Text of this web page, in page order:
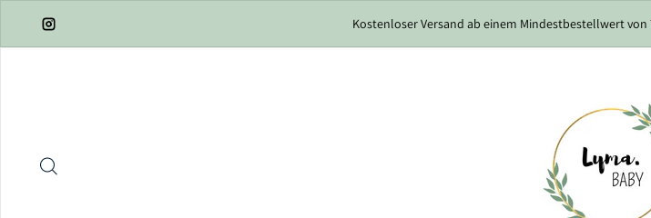
Instagram
Kostenloser Versand ab einem Mindestbestellwert von